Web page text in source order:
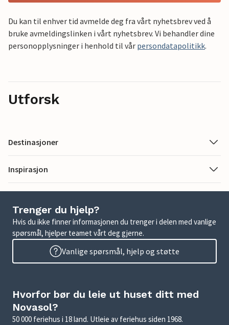
Du kan til enhver tid avmelde deg fra vårt nyhetsbrev ved å
bruke avmeldingslinken i vårt nyhetsbrev. Vi behandler dine
personopplysninger i henhold til vår persondatapolitikk.
Utforsk
Destinasjoner
Inspirasjon
Trenger du hjelp?
Hvis du ikke finner informasjonen du trenger i delen med vanlige
spørsmål, hjelper teamet vårt deg gjerne.
Vanlige spørsmål, hjelp og støtte
Hvorfor bør du leie ut huset ditt med
Novasol?
50 000 feriehus i 18 land. Utleie av feriehus siden 1968.